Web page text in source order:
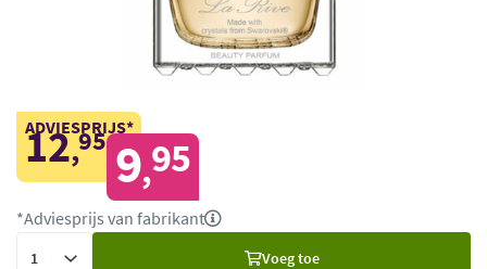
ADVIESPRIJS*
12,95 9,95
*Adviesprijs van fabrikant
Voeg toe